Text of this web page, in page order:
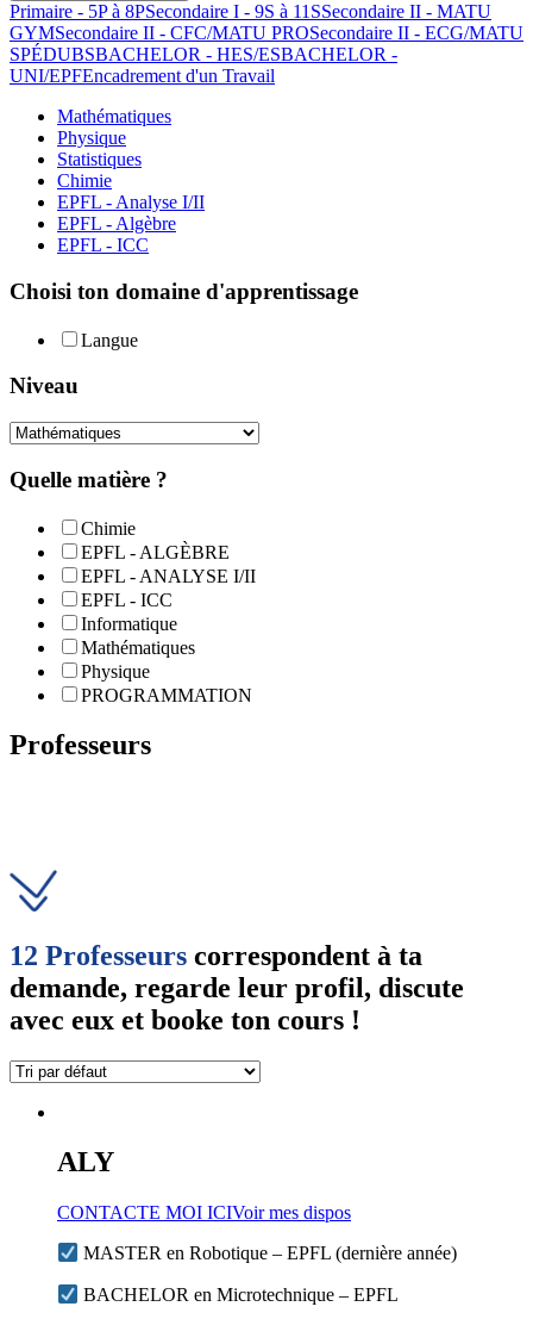
Primaire - 5P à 8PSecondaire I - 9S à 11SSecondaire II - MATU
GYMSecondaire II - CFC/MATU PROSecondaire II - ECG/MATU
SPÉDUBSBACHELOR - HES/ESBACHELOR -
UNI/EPFEncadrement d'un Travail
Mathématiques
Physique
Statistiques
Chimie
EPFL - Analyse I/II
EPFL - Algèbre
EPFL - ICC
Choisi ton domaine d'apprentissage
Langue
Niveau
Quelle matière ?
Chimie
EPFL - ALGÈBRE
EPFL - ANALYSE I/II
EPFL - ICC
Informatique
Mathématiques
Physique
PROGRAMMATION
Professeurs
12 Professeurs correspondent à ta
demande, regarde leur profil, discute
avec eux et booke ton cours !
ALY
CONTACTE MOI ICIVoir mes dispos
MASTER en Robotique – EPFL (dernière année)
BACHELOR en Microtechnique – EPFL